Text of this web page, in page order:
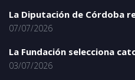
La Diputación de Córdoba
07/07/2026
La Fundación selecciona
03/07/2026